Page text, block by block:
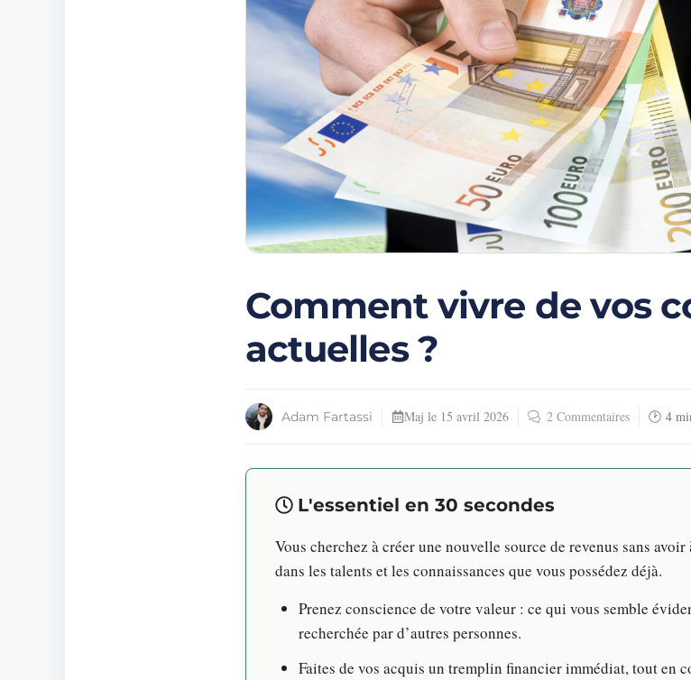
Comment vivre de vos
actuelles ?
Adam Fartassi Maj le 15 avril 2026 2 Commentaires 4
L'essentiel en 30 secondes
Vous cherchez à créer une nouvelle source de revenus sans
dans les talents et les connaissances que vous possédez déjà.
Prenez conscience de votre valeur : ce qui vous semble
recherchée par d’autres personnes.
Faites de vos acquis un tremplin financier immédiat, tout en